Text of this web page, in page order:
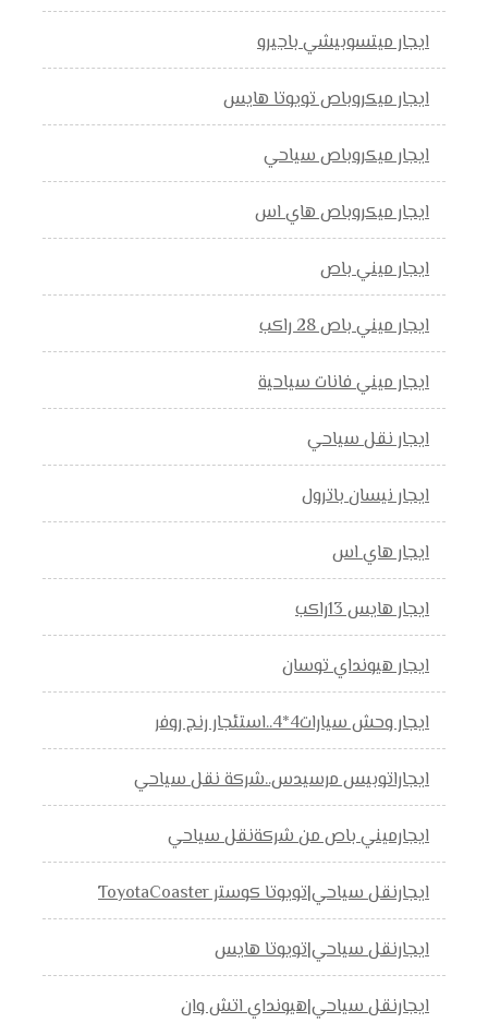
ايجار ميتسوبيشي باجيرو
ايجار ميكروباص تويوتا هايس
ايجار ميكروباص سياحي
ايجار ميكروباص هاي اس
ايجار ميني باص
ايجار ميني باص 28 راكب
ايجار ميني فانات سياحية
ايجار نقل سياحي
ايجار نيسان باترول
ايجار هاي اس
ايجار هايس 13راكب
ايجار هيونداي توسان
ايجار وحش سيارات4*4..استئجار رنج روفر
ايجاراتوبيس مرسيدس..شركة نقل سياحي
ايجارميني باص من شركةنقل سياحي
ايجارنقل سياحي|تويوتا كوستر ToyotaCoaster
ايجارنقل سياحي|تويوتا هايس
ايجارنقل سياحي|هيونداي اتش وان